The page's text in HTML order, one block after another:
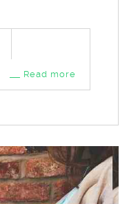
Read more